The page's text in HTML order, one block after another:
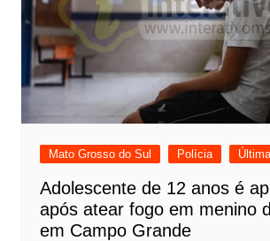
Mato Grosso do Sul Polícia
Adolescente de 12 anos é
após atear fogo em menino
em Campo Grande